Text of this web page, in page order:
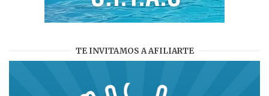
TE INVITAMOS A AFILIARTE